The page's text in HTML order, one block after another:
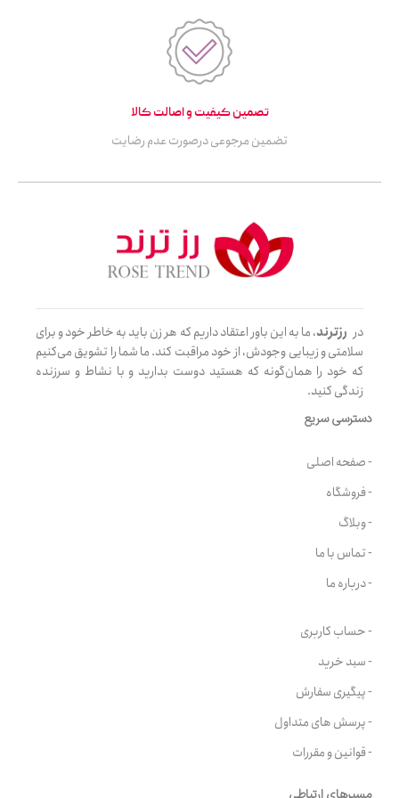
تصمین کیفیت و اصالت کالا
تضمین مرجوعی درصورت عدم رضایت
در رزترند، ما به این باور اعتقاد داریم که هر زن باید به خاطر خود و برای
سلامتی و زیبایی وجودش، از خود مراقبت کند. ما شما را تشویق می‌کنیم
که خود را همان‌گونه که هستید دوست بدارید و با نشاط و سرزنده
زندگی کنید.
دسترسی سریع
- صفحه اصلی
- فروشگاه
- وبلاگ
- تماس با ما
- درباره ما
- حساب کاربری
- سبد خرید
- پیگیری سفارش
- پرسش های متداول
- قوانین و مقررات